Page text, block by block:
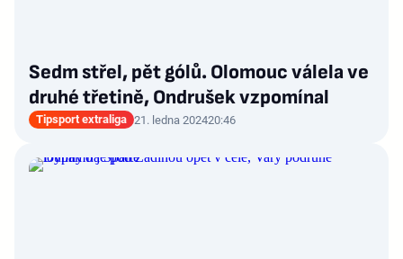
Sedm střel, pět gólů. Olomouc válela ve
druhé třetině, Ondrušek vzpomínal
Tipsport extraliga 21. ledna 202420:46